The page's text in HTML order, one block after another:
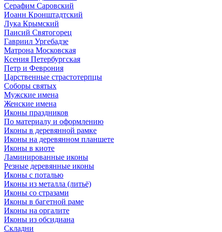
Серафим Саровский
Иоанн Кронштадтский
Лука Крымский
Паисий Святогорец
Гавриил Ургебадзе
Матрона Московская
Ксения Петербургская
Петр и Феврония
Царственные страстотерпцы
Соборы святых
Мужские имена
Женские имена
Иконы праздников
По материалу и оформлению
Иконы в деревянной рамке
Иконы на деревянном планшете
Иконы в киоте
Ламинированные иконы
Резные деревянные иконы
Иконы с поталью
Иконы из металла (литьё)
Иконы со стразами
Иконы в багетной раме
Иконы на оргалите
Иконы из обсидиана
Складни